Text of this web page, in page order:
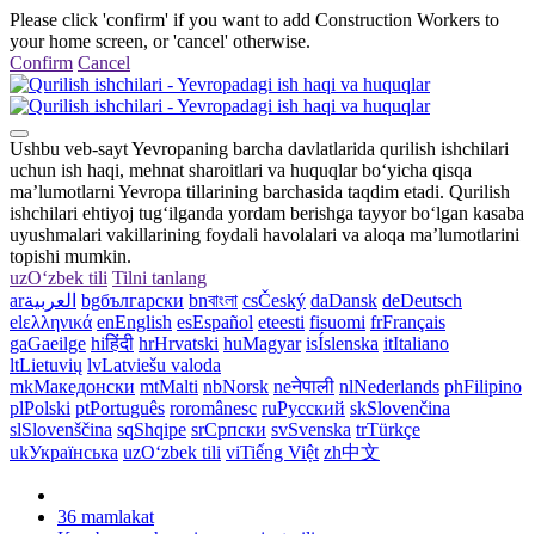
Please click 'confirm' if you want to add Construction Workers to
your home screen, or 'cancel' otherwise.
Confirm Cancel
Ushbu veb-sayt Yevropaning barcha davlatlarida qurilish ishchilari
uchun ish haqi, mehnat sharoitlari va huquqlar bo‘yicha qisqa
ma’lumotlarni Yevropa tillarining barchasida taqdim etadi. Qurilish
ishchilari ehtiyoj tug‘ilganda yordam berishga tayyor bo‘lgan kasaba
uyushmalari vakillarining foydali havolalari va aloqa ma’lumotlarini
topishi mumkin.
uzOʻzbek tili Tilni tanlang
arالعربية bgбългарски bnবাংলা csČeský daDansk deDeutsch
elελληνικά enEnglish esEspañol eteesti fisuomi frFrançais
gaGaeilge hiहिंदी hrHrvatski huMagyar isÍslenska itItaliano
ltLietuvių lvLatviešu valoda
mkМакедонски mtMalti nbNorsk neनेपाली nlNederlands phFilipino
plPolski ptPortuguês roromânesc ruРусский skSlovenčina
slSlovenščina sqShqipe srСрпски svSvenska trTürkçe
ukУкраїнська uzOʻzbek tili viTiếng Việt zh中文
36 mamlakat